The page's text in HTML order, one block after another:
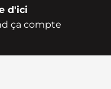
d'ici
ça compte